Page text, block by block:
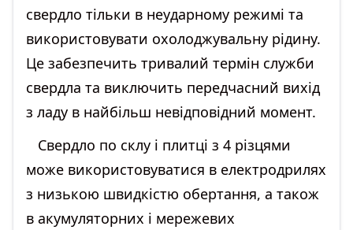
свердло тільки в неударному режимі та
використовувати охолоджувальну рідину.
Це забезпечить тривалий термін служби
свердла та виключить передчасний вихід
з ладу в найбільш невідповідний момент.
Свердло по склу і плитці з 4 різцями
може використовуватися в електродрилях
з низькою швидкістю обертання, а також
в акумуляторних і мережевих